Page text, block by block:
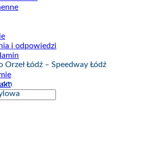
i odpowiedzi
Łódź – Speedway Łódź
cm